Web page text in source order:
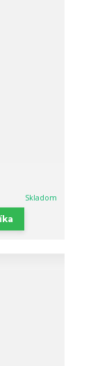
Skladom